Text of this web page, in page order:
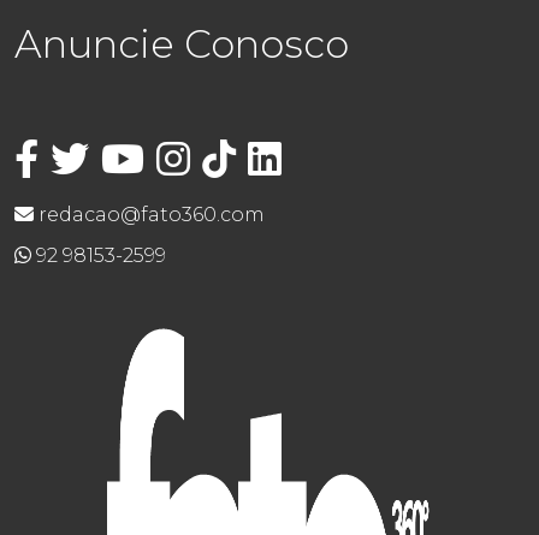
Anuncie Conosco
redacao@fato360.com
92 98153-2599